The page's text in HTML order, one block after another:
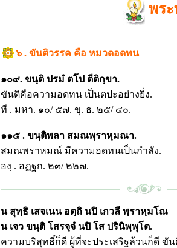
พร
๖ . ขันติวรรค คือ หมวดอดทน
๑๐๙. ขนฺติ ปรมํ ตโป ตีติกฺขา.
ขันติคือความอดทน เป็นตปะอย่างยิ่ง.
ที . มหา. ๑๐/ ๕๗. ขุ. ธ. ๒๕/ ๔๐.
๑๑๕ . ขนฺติพลา สมณพฺราหฺมณา.
สมณพราหมณ์ มีความอดทนเป็นกำลัง.
องฺ . อฏฐก. ๒๓/ ๒๒๗.
นสุทฺธิ เสจเนน อตฺถิ นปิ เกวลี พฺราหฺมโณ
น เจว ขนฺติ โสรจฺจํ นปิ โส ปรินิพฺพุโต.
ความบริสุทธิ์ก็ดี ผู้ที่จะประเสริฐล้วนก็ดี ขั